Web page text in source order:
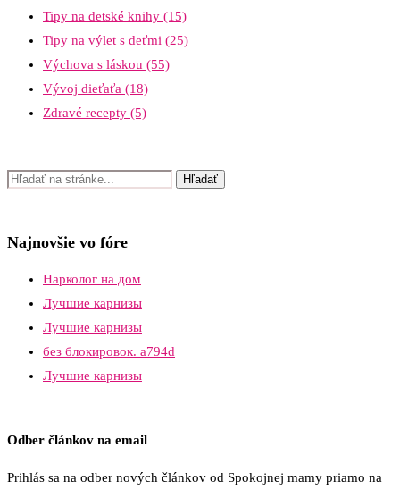
Tipy na detské knihy (15)
Tipy na výlet s deťmi (25)
Výchova s láskou (55)
Vývoj dieťaťa (18)
Zdravé recepty (5)
Najnovšie vo fóre
Нарколог на дом
Лучшие карнизы
Лучшие карнизы
без блокировок. a794d
Лучшие карнизы
Odber článkov na email
Prihlás sa na odber nových článkov od Spokojnej mamy priamo na